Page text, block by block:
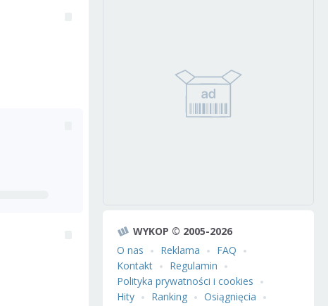
WYKOP © 2005-2026
O nas
Reklama
FAQ
Kontakt
Regulamin
Polityka prywatności i cookies
Hity
Ranking
Osiągnięcia